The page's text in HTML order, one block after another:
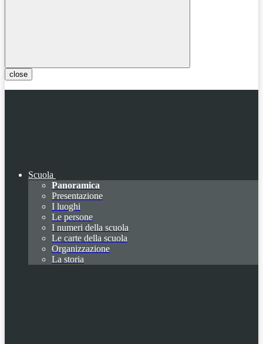
close
Scuola
Panoramica
Presentazione
I luoghi
Le persone
I numeri della scuola
Le carte della scuola
Organizzazione
La storia